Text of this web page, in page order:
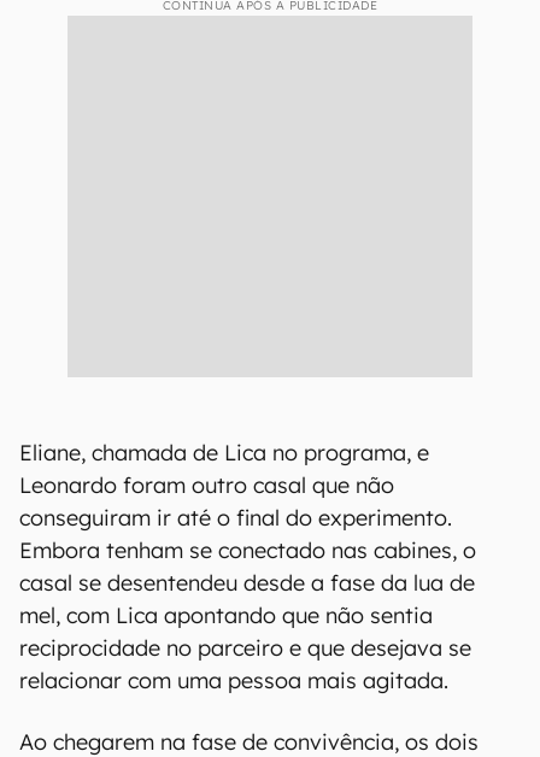
CONTINUA APÓS A PUBLICIDADE
Eliane, chamada de Lica no programa, e
Leonardo foram outro casal que não
conseguiram ir até o final do experimento.
Embora tenham se conectado nas cabines, o
casal se desentendeu desde a fase da lua de
mel, com Lica apontando que não sentia
reciprocidade no parceiro e que desejava se
relacionar com uma pessoa mais agitada.
Ao chegarem na fase de convivência, os dois